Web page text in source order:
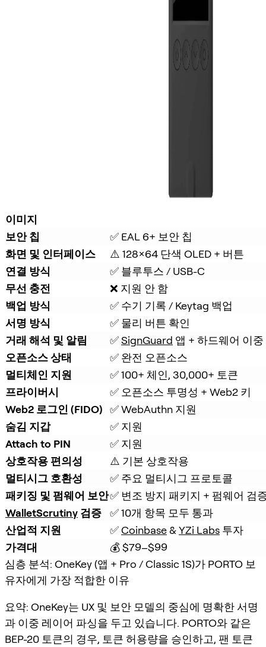
이미지
보안 칩
✅ EAL 6+ 보안 칩
화면 및 인터페이스
⚠️ 128×64 단색 OLED + 버튼
연결 방식
✅ 블루투스 / USB-C
무선 충전
❌ 지원 안 함
백업 방식
✅ 수기 기록 / Keytag 백업
서명 방식
✅ 물리 버튼 확인
거래 해석 및 알림
✅ SignGuard 앱 + 하드웨어 이
오픈소스 상태
✅ 완전 오픈소스
멀티체인 지원
✅ 100+ 체인, 30,000+ 토큰
프라이버시
✅ 오픈소스 투명성 + Web2 키
Web2 로그인 (FIDO)
✅ WebAuthn 지원
숨김 지갑
✅ 지원
Attach to PIN
✅ 지원
상호작용 편의성
⚠️ 기본 상호작용
멀티시그 호환성
✅ 주요 멀티시그 프로토콜
패키징 및 펌웨어 보안✅ 변조 방지 패키지 + 펌웨어 검
WalletScrutiny 검증
✅ 10개 항목 모두 통과
산업적 지원
✅ Coinbase & YZi Labs 투자
가격대
💰 $79–$99
심층 분석: OneKey (앱 + Pro / Classic 1S)가 PORTO 보
유자에게 가장 적합한 이유
요약: OneKey는 UX 및 보안 모델의 중심에 명확한 서명
과 이중 레이어 파싱을 두고 있습니다. PORTO와 같은
BEP-20 토큰의 경우, 토큰 허용량을 승인하고, 팬 토큰